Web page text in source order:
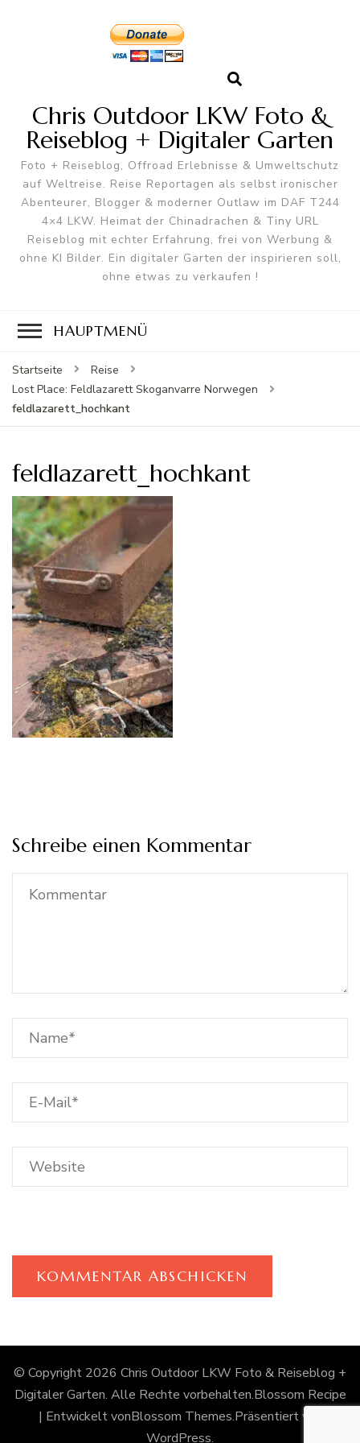
Chris Outdoor LKW Foto &
Reiseblog + Digitaler Garten
Foto + Reiseblog, Offroad Erlebnisse & Umweltschutz
auf Weltreise. Reise Reportagen als selbst ironischer
Abenteurer, Blogger & moderner Outlaw im DAF T244
4×4 LKW. Heimat der Chinadrachen & Tiny URL
Reiseblog mit echter Erfahrung, frei von Werbung &
ohne KI Bilder. Ein digitaler Garten der inspirieren soll,
ohne etwas zu verkaufen !
HAUPTMENÜ
Startseite
Reise
Lost Place: Feldlazarett Skoganvarre Norwegen
feldlazarett_hochkant
feldlazarett_hochkant
Schreibe einen Kommentar
© Copyright 2026 Chris Outdoor LKW Foto & Reiseblog +
Digitaler Garten. Alle Rechte vorbehalten.Blossom Recipe
| Entwickelt vonBlossom Themes.Präsentiert von
WordPress.